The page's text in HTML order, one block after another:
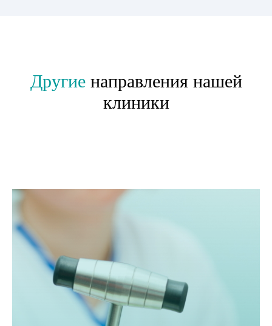
Другие направления нашей
клиники